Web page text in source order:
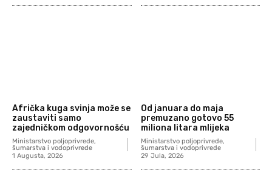
Afrička kuga svinja može se
zaustaviti samo
zajedničkom odgovornošću
Ministarstvo poljoprivrede,
šumarstva i vodoprivrede
1 Augusta, 2026
Od januara do maja
premuzano gotovo 55
miliona litara mlijeka
Ministarstvo poljoprivrede,
šumarstva i vodoprivrede
29 Jula, 2026